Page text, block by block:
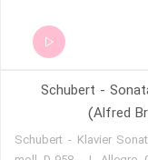
Sonata in A, D. 959 --
05 - Hungarian
Schubert -
(Alfred
01 - Schubert - Klavier